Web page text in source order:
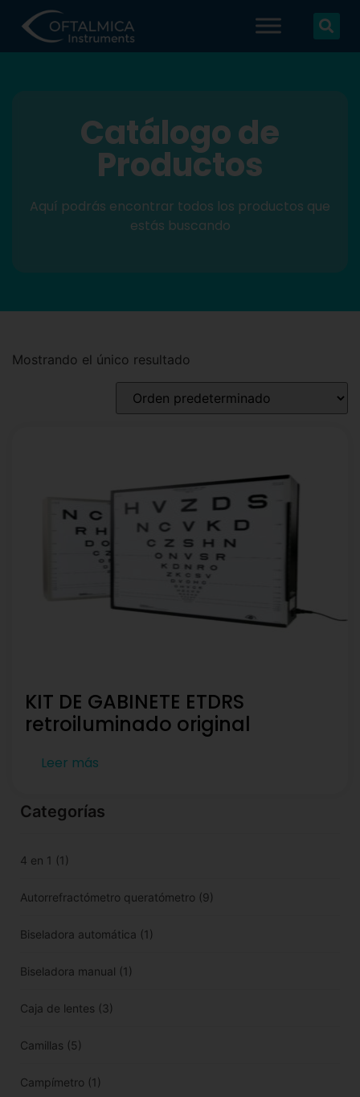
Catálogo de
Productos
Aquí podrás encontrar todos los productos que
estás buscando
Categorías
4 en 1 (1)
Autorrefractómetro queratómetro (9)
Biseladora automática (1)
Biseladora manual (1)
Caja de lentes (3)
Camillas (5)
Campímetro (1)
Mostrando el único resultado
KIT DE GABINETE ETDRS
retroiluminado original
Leer más